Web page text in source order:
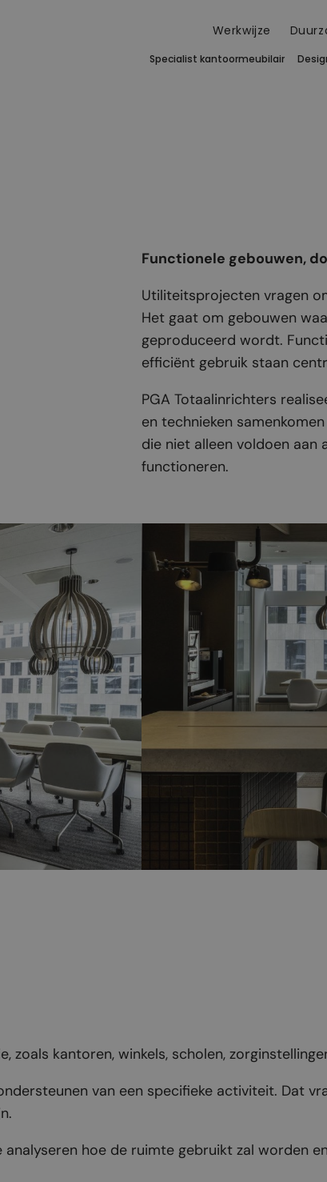
Werkwijze
Specialist kantoor­meubilair
Functionele gebouwen,
Utiliteitsprojecten vragen
Het gaat om gebouwen
geproduceerd wordt.
efficiënt gebruik staan
PGA Totaalinrichters
en technieken
die niet alleen voldoen aan
functioneren.
kantoren, winkels, scholen,
van een specifieke activiteit. Dat
hoe de ruimte gebruikt zal worden